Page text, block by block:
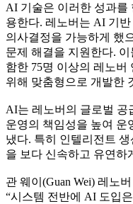
AI 기술은 이러한 성과를
용한다. 레노버는 AI 기
의사결정을 가능하게 했
문제 해결을 지원한다.
함한 75명 이상의 레노버
위해 맞춤형으로 개발한
AI는 레노버의 글로벌 공
운영의 책임성을 높여 운
냈다. 특히 인텔리전트
을 보다 신속하고 유연하
관 웨이(Guan Wei) 레노
“시스템 전반에 AI 도입